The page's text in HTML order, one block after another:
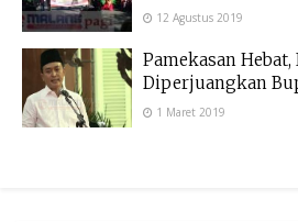
12 Agustus 2019
Pamekasan
Diperjuangkan
1 Maret 2019